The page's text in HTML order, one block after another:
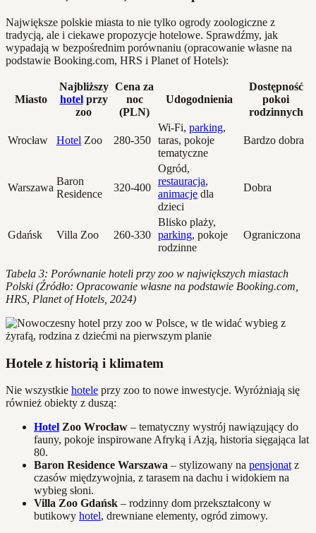
Największe polskie miasta to nie tylko ogrody zoologiczne z
tradycją, ale i ciekawe propozycje hotelowe. Sprawdźmy, jak
wypadają w bezpośrednim porównaniu (opracowanie własne na
podstawie Booking.com, HRS i Planet of Hotels):
Miasto
Najbliższy
hotelprzy
zoo
Cena za
noc
(PLN)
Udogodnienia
Dostępność
pokoi
rodzinnych
Wrocław Hotel Zoo 280-350
Wi-Fi, parking,
taras, pokoje
tematyczne
Bardzo dobra
Warszawa
Baron
Residence
320-400
Ogród,
restauracja,
animacje dla
dzieci
Dobra
Gdańsk Villa Zoo 260-330
Blisko plaży,
parking, pokoje
rodzinne
Ograniczona
Tabela 3: Porównanie hoteli przy zoo w największych miastach
Polski (Źródło: Opracowanie własne na podstawie Booking.com,
HRS, Planet of Hotels, 2024)
Hotele z historią i klimatem
Nie wszystkie hotele przy zoo to nowe inwestycje. Wyróżniają się
również obiekty z duszą:
Hotel Zoo Wrocław – tematyczny wystrój nawiązujący do
fauny, pokoje inspirowane Afryką i Azją, historia sięgająca lat
80.
Baron Residence Warszawa – stylizowany na pensjonatz
czasów międzywojnia, z tarasem na dachu i widokiem na
wybieg słoni.
Villa Zoo Gdańsk – rodzinny dom przekształcony w
butikowy hotel, drewniane elementy, ogród zimowy.